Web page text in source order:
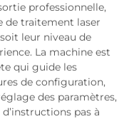
professionnelle,
de traitement laser
leur niveau de
La machine est
qui guide les
de configuration,
des paramètres,
pas à